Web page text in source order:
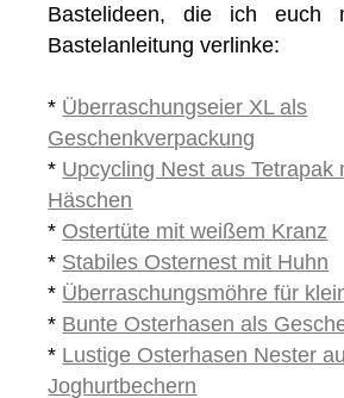
Bastelideen, die ich euch
Bastelanleitung verlinke:
* Überraschungseier XL als
Geschenkverpackung
* Upcycling Nest aus Tetrapak
Häschen
* Ostertüte mit weißem Kranz
* Stabiles Osternest mit Huhn
* Überraschungsmöhre für
* Bunte Osterhasen als
* Lustige Osterhasen Nester
Joghurtbechern